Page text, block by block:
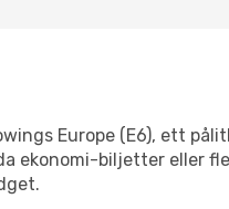
Europe (E6), ett
ekonomi-biljetter eller